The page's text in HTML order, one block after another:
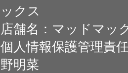
ックス
店舗名：マッドマッ
個人情報保護管理責
野明菜